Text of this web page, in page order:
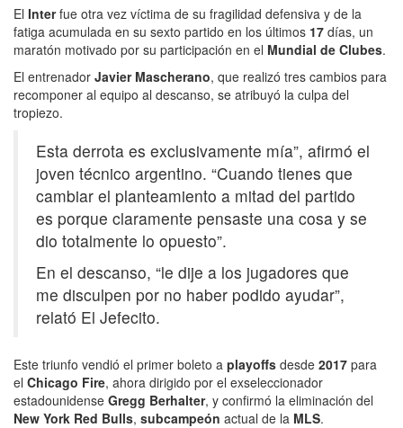
El Interfue otra vez víctima de su fragilidad defensiva y de la
fatiga acumulada en su sexto partido en los últimos 17 días, un
maratón motivado por su participación en el Mundial de Clubes.
El entrenador Javier Mascherano, que realizó tres cambios para
recomponer al equipo al descanso, se atribuyó la culpa del
tropiezo.
Esta derrota es exclusivamente mía”, afirmó el
joven técnico argentino. “Cuando tienes que
cambiar el planteamiento a mitad del partido
es porque claramente pensaste una cosa y se
dio totalmente lo opuesto”.
En el descanso, “le dije a los jugadores que
me disculpen por no haber podido ayudar”,
relató El Jefecito.
Este triunfo vendió el primer boleto a playoffs desde 2017 para
el Chicago Fire, ahora dirigido por el exseleccionador
estadounidense Gregg Berhalter, y confirmó la eliminación del
New York Red Bulls, subcampeón actual de la MLS.